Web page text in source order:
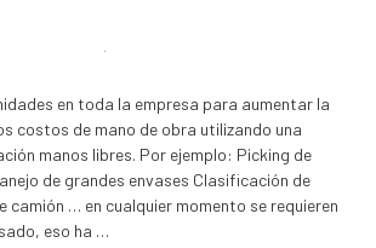
en toda la empresa para aumentar la
costos de mano de obra utilizando una
manos libres. Por ejemplo: Picking de
de grandes envases Clasificación de
camión … en cualquier momento se requieren
eso ha …